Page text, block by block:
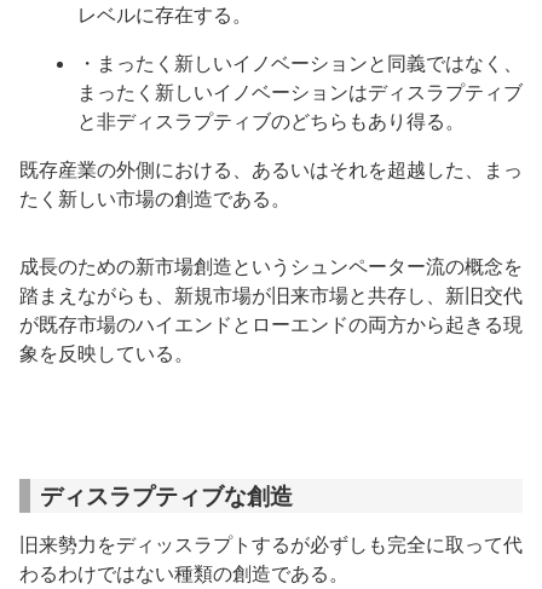
レベルに存在する。
・まったく新しいイノベーションと同義ではなく、
まったく新しいイノベーションはディスラプティブ
と非ディスラプティブのどちらもあり得る。
既存産業の外側における、あるいはそれを超越した、まっ
たく新しい市場の創造である。
成長のための新市場創造というシュンペーター流の概念を
踏まえながらも、新規市場が旧来市場と共存し、新旧交代
が既存市場のハイエンドとローエンドの両方から起きる現
象を反映している。
ディスラプティブな創造
旧来勢力をディッスラプトするが必ずしも完全に取って代
わるわけではない種類の創造である。